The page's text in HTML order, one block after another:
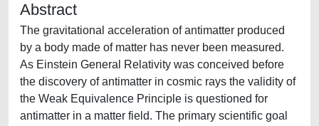
Abstract
The gravitational acceleration of antimatter produced
by a body made of matter has never been measured.
As Einstein General Relativity was conceived before
the discovery of antimatter in cosmic rays the validity of
the Weak Equivalence Principle is questioned for
antimatter in a matter field. The primary scientific goal